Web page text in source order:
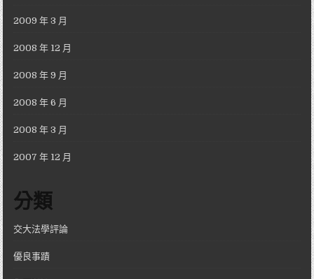
2009 年 3 月
2008 年 12 月
2008 年 9 月
2008 年 6 月
2008 年 3 月
2007 年 12 月
分類
交大法學評論
優良事蹟